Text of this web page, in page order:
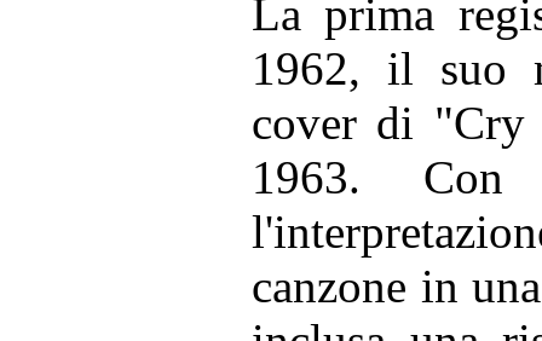
La prima
1962, il suo
cover di "Cry
1963.
canzone in